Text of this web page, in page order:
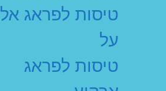
טיסות לפראג אל
על
טיסות לפראג